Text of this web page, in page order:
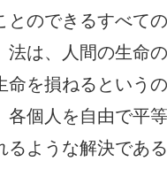
とのできるすべて
法は、人間の生命
命を損ねるという
各個人を自由で平
るような解決であ